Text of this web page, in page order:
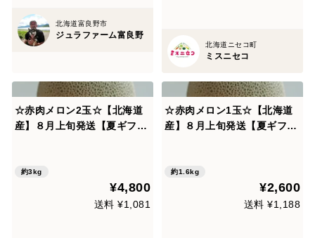
北海道富良野市
ジュラファーム富良野
北海道ニセコ町
ミスニセコ
☆赤肉メロン2玉☆【北海道
産】８月上旬発送【夏ギフ
約3kg
¥4,800
送料 ¥1,081
☆赤肉メロン1玉☆【北海道
産】８月上旬発送【夏ギフ
約1.6kg
¥2,600
送料 ¥1,188